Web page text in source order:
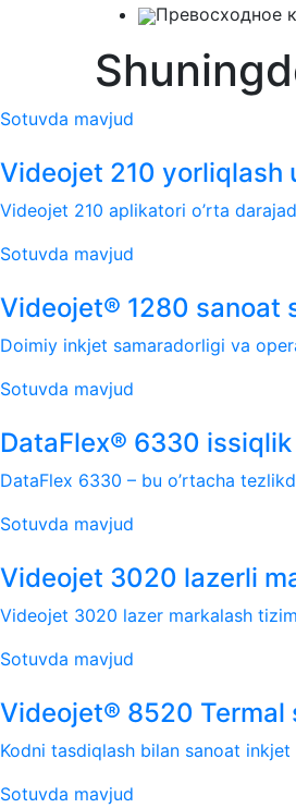
Превосходное
Sotuvda mavjud
Videojet 210 yorliqlash
Videojet 210 aplikatori o’rta
Sotuvda mavjud
Videojet® 1280 sanoat
Doimiy inkjet samaradorligi va
Sotuvda mavjud
DataFlex® 6330
DataFlex 6330 – bu o’rtacha
Sotuvda mavjud
Videojet 3020 lazerli
Videojet 3020 lazer markalash
Sotuvda mavjud
Videojet® 8520 Termal
Kodni tasdiqlash bilan sanoat
Sotuvda mavjud